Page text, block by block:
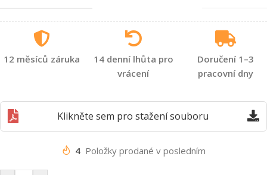
12 měsíců záruka
14 denní lhůta pro
vrácení
Doručení 1–3
pracovní dny
Klikněte sem pro stažení souboru
4 Položky prodané v posledním